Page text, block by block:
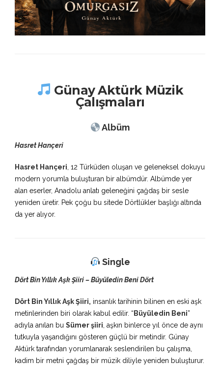
Günay Aktürk Müzik
Çalışmaları
Albüm
Hasret Hançeri
Hasret Hançeri , 12 Türküden oluşan ve geleneksel dokuyu
modern yorumla buluşturan bir albümdür. Albümde yer
alan eserler, Anadolu anlatı geleneğini çağdaş bir sesle
yeniden üretir. Pek çoğu bu sitede Dörtlükler başlığı altında
da yer alıyor.
Single
Dört Bin Yıllık Aşk Şiiri – Büyüledin Beni Dört
Dört Bin Yıllık Aşk Şiiri, insanlık tarihinin bilinen en eski aşk
metinlerinden biri olarak kabul edilir. “ Büyüledin Beni”
adıyla anılan bu Sümer şiiri , aşkın binlerce yıl önce de aynı
tutkuyla yaşandığını gösteren güçlü bir metindir. Günay
Aktürk tarafından yorumlanarak seslendirilen bu çalışma,
kadim bir metni çağdaş bir müzik diliyle yeniden buluşturur.